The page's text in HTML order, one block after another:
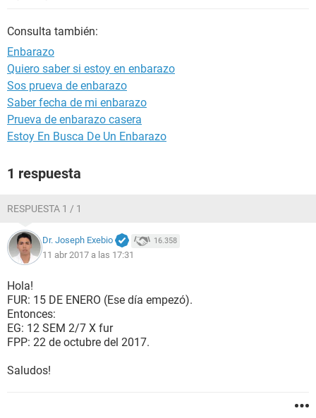
Consulta también:
Enbarazo
Quiero saber si estoy en enbarazo
Sos prueva de enbarazo
Saber fecha de mi enbarazo
Prueva de enbarazo casera
Estoy En Busca De Un Enbarazo
1 respuesta
RESPUESTA 1 / 1
Dr. Joseph Exebio 16.358
11 abr 2017 a las 17:31
Hola!
FUR: 15 DE ENERO (Ese día empezó).
Entonces:
EG: 12 SEM 2/7 X fur
FPP: 22 de octubre del 2017.
Saludos!